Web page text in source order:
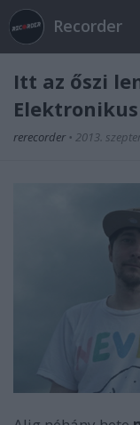
Recorder
Itt az őszi
rerecorder • 2013.